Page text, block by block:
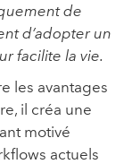
de
d’adopter un
facilite la vie.
les avantages
il créa une
motivé
actuels